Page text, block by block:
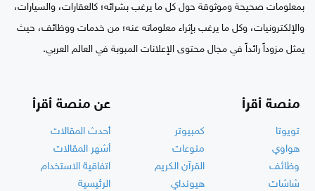
بمعلومات صحيحة وموثوقة حول كل ما يرغب بشرائه؛ كالعقارات، والسيارات،
والإلكترونيات، وكل ما يرغب بإثراء معلوماته عنه؛ من خدمات ووظائف، حيث
يمثل مزوداً رائداً في مجال محتوى الإعلانات المبوبة في العالم العربي.
منصة أقرأ
تويوتا
كمبيوتر
هواوي
منوعات
وظائف
القرآن الكريم
شاشات
هيونداي
عن منصة أقرأ
أحدث المقالات
أشهر المقالات
اتفاقية الاستخدام
الرئيسية